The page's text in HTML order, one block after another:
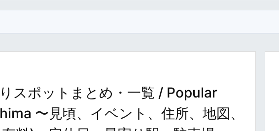
スポットまとめ・一覧 / Popular
〜見頃、イベント、住所、地図、